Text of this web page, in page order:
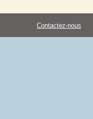
Contactez-nous